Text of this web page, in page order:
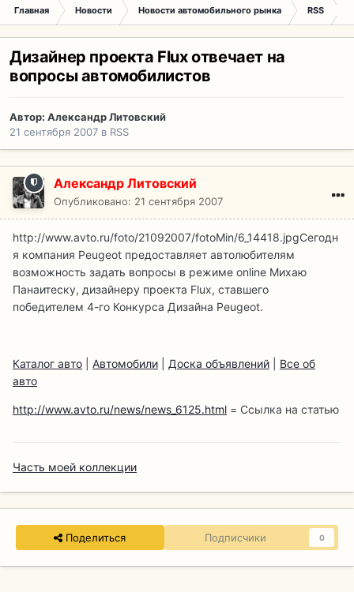
Главная Новости Новости автомобильного рынка RSS
Дизайнер проекта Flux отвечает на
вопросы автомобилистов
Автор: Александр Литовский
21 сентября 2007 в RSS
Александр Литовский
Опубликовано: 21 сентября 2007
http://www.avto.ru/foto/21092007/fotoMin/6_14418.jpgСегодн
я компания Peugeot предоставляет автолюбителям
возможность задать вопросы в режиме online Михаю
Панаитеску, дизайнеру проекта Flux, ставшего
победителем 4-го Конкурса Дизайна Peugeot.
Каталог авто Автомобили Доска объявлений
Все об
авто
http://www.avto.ru/news/news_6125.html = Ссылка на статью
Часть моей коллекции
Поделиться Подписчики 0